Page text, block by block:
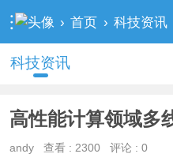
› 首页 › 科技资讯
科技资讯
高性能计算领域多
andy查看 : 2300评论 : 0